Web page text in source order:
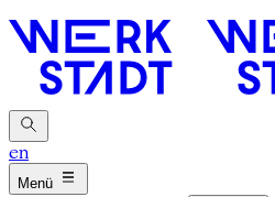
en
Menü